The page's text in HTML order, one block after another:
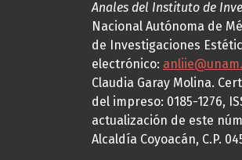
Anales del Instituto de
Nacional Autónoma de
de Investigaciones
electrónico:
Claudia Garay Molina.
del impreso: 0185-1276,
actualización de este
Alcaldía Coyoacán, C.P.